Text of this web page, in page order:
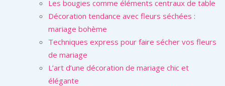
Les bougies comme éléments centraux de table
Décoration tendance avec fleurs séchées :
mariage bohème
Techniques express pour faire sécher vos fleurs
de mariage
L’art d’une décoration de mariage chic et
élégante